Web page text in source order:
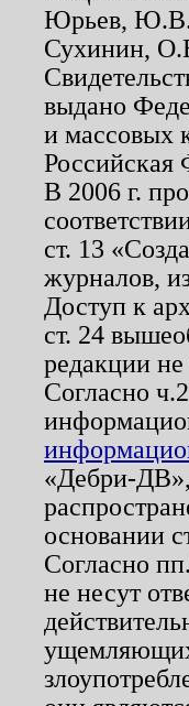
Юрьев, Ю.В.
Сухинин,
выдано
и массовых
Российская
В 2006 г.
ст. 13
журналов,
Доступ к
ст. 24
редакции не
Согласно
«Дебри-
основании
Согласно
не несут